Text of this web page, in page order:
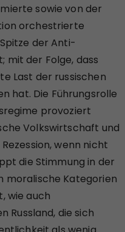
sowie von der
orchestrierte
der Anti-
mit der Folge, dass
Last der russischen
hat. Die Führungsrolle
provoziert
Volkswirtschaft und
wenn nicht
die Stimmung in der
moralische Kategorien
wie auch
Russland, die sich